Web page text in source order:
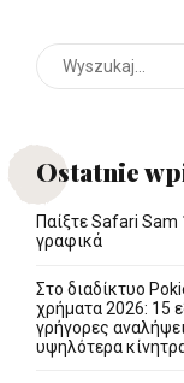
Ostatnie
Παίξτε Safari
γραφικά
Στο διαδίκτυο
χρήματα 2026: 15
γρήγορες
υψηλότερα